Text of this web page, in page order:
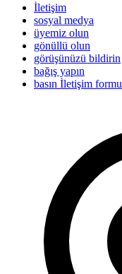
İletişim
sosyal medya
üyemiz olun
gönüllü olun
görüşünüzü bildirin
bağış yapın
basın İletişim formu